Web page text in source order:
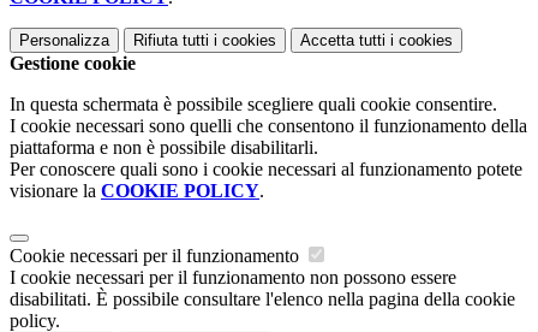
Personalizza Rifiuta tutti i cookies Accetta tutti i cookies
Gestione cookie
In questa schermata è possibile scegliere quali cookie consentire.
I cookie necessari sono quelli che consentono il funzionamento della
piattaforma e non è possibile disabilitarli.
Per conoscere quali sono i cookie necessari al funzionamento potete
visionare la COOKIE POLICY.
Cookie necessari per il funzionamento
I cookie necessari per il funzionamento non possono essere
disabilitati. È possibile consultare l'elenco nella pagina della cookie
policy.